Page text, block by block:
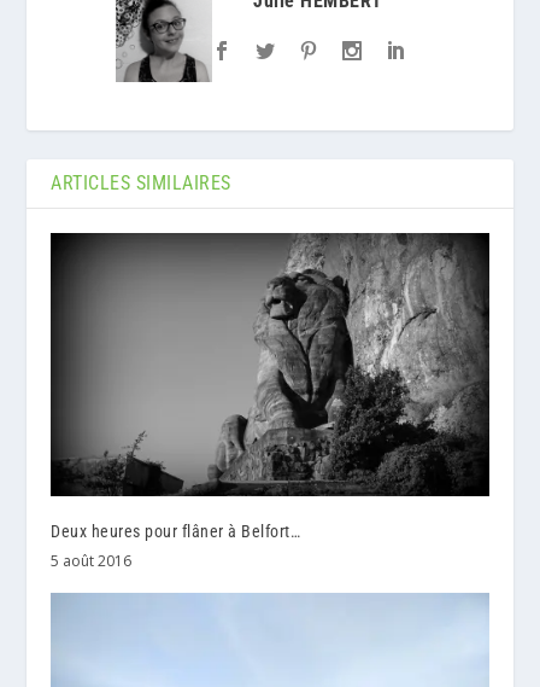
ARTICLES SIMILAIRES
Deux heures pour flâner à Belfort…
5 août 2016